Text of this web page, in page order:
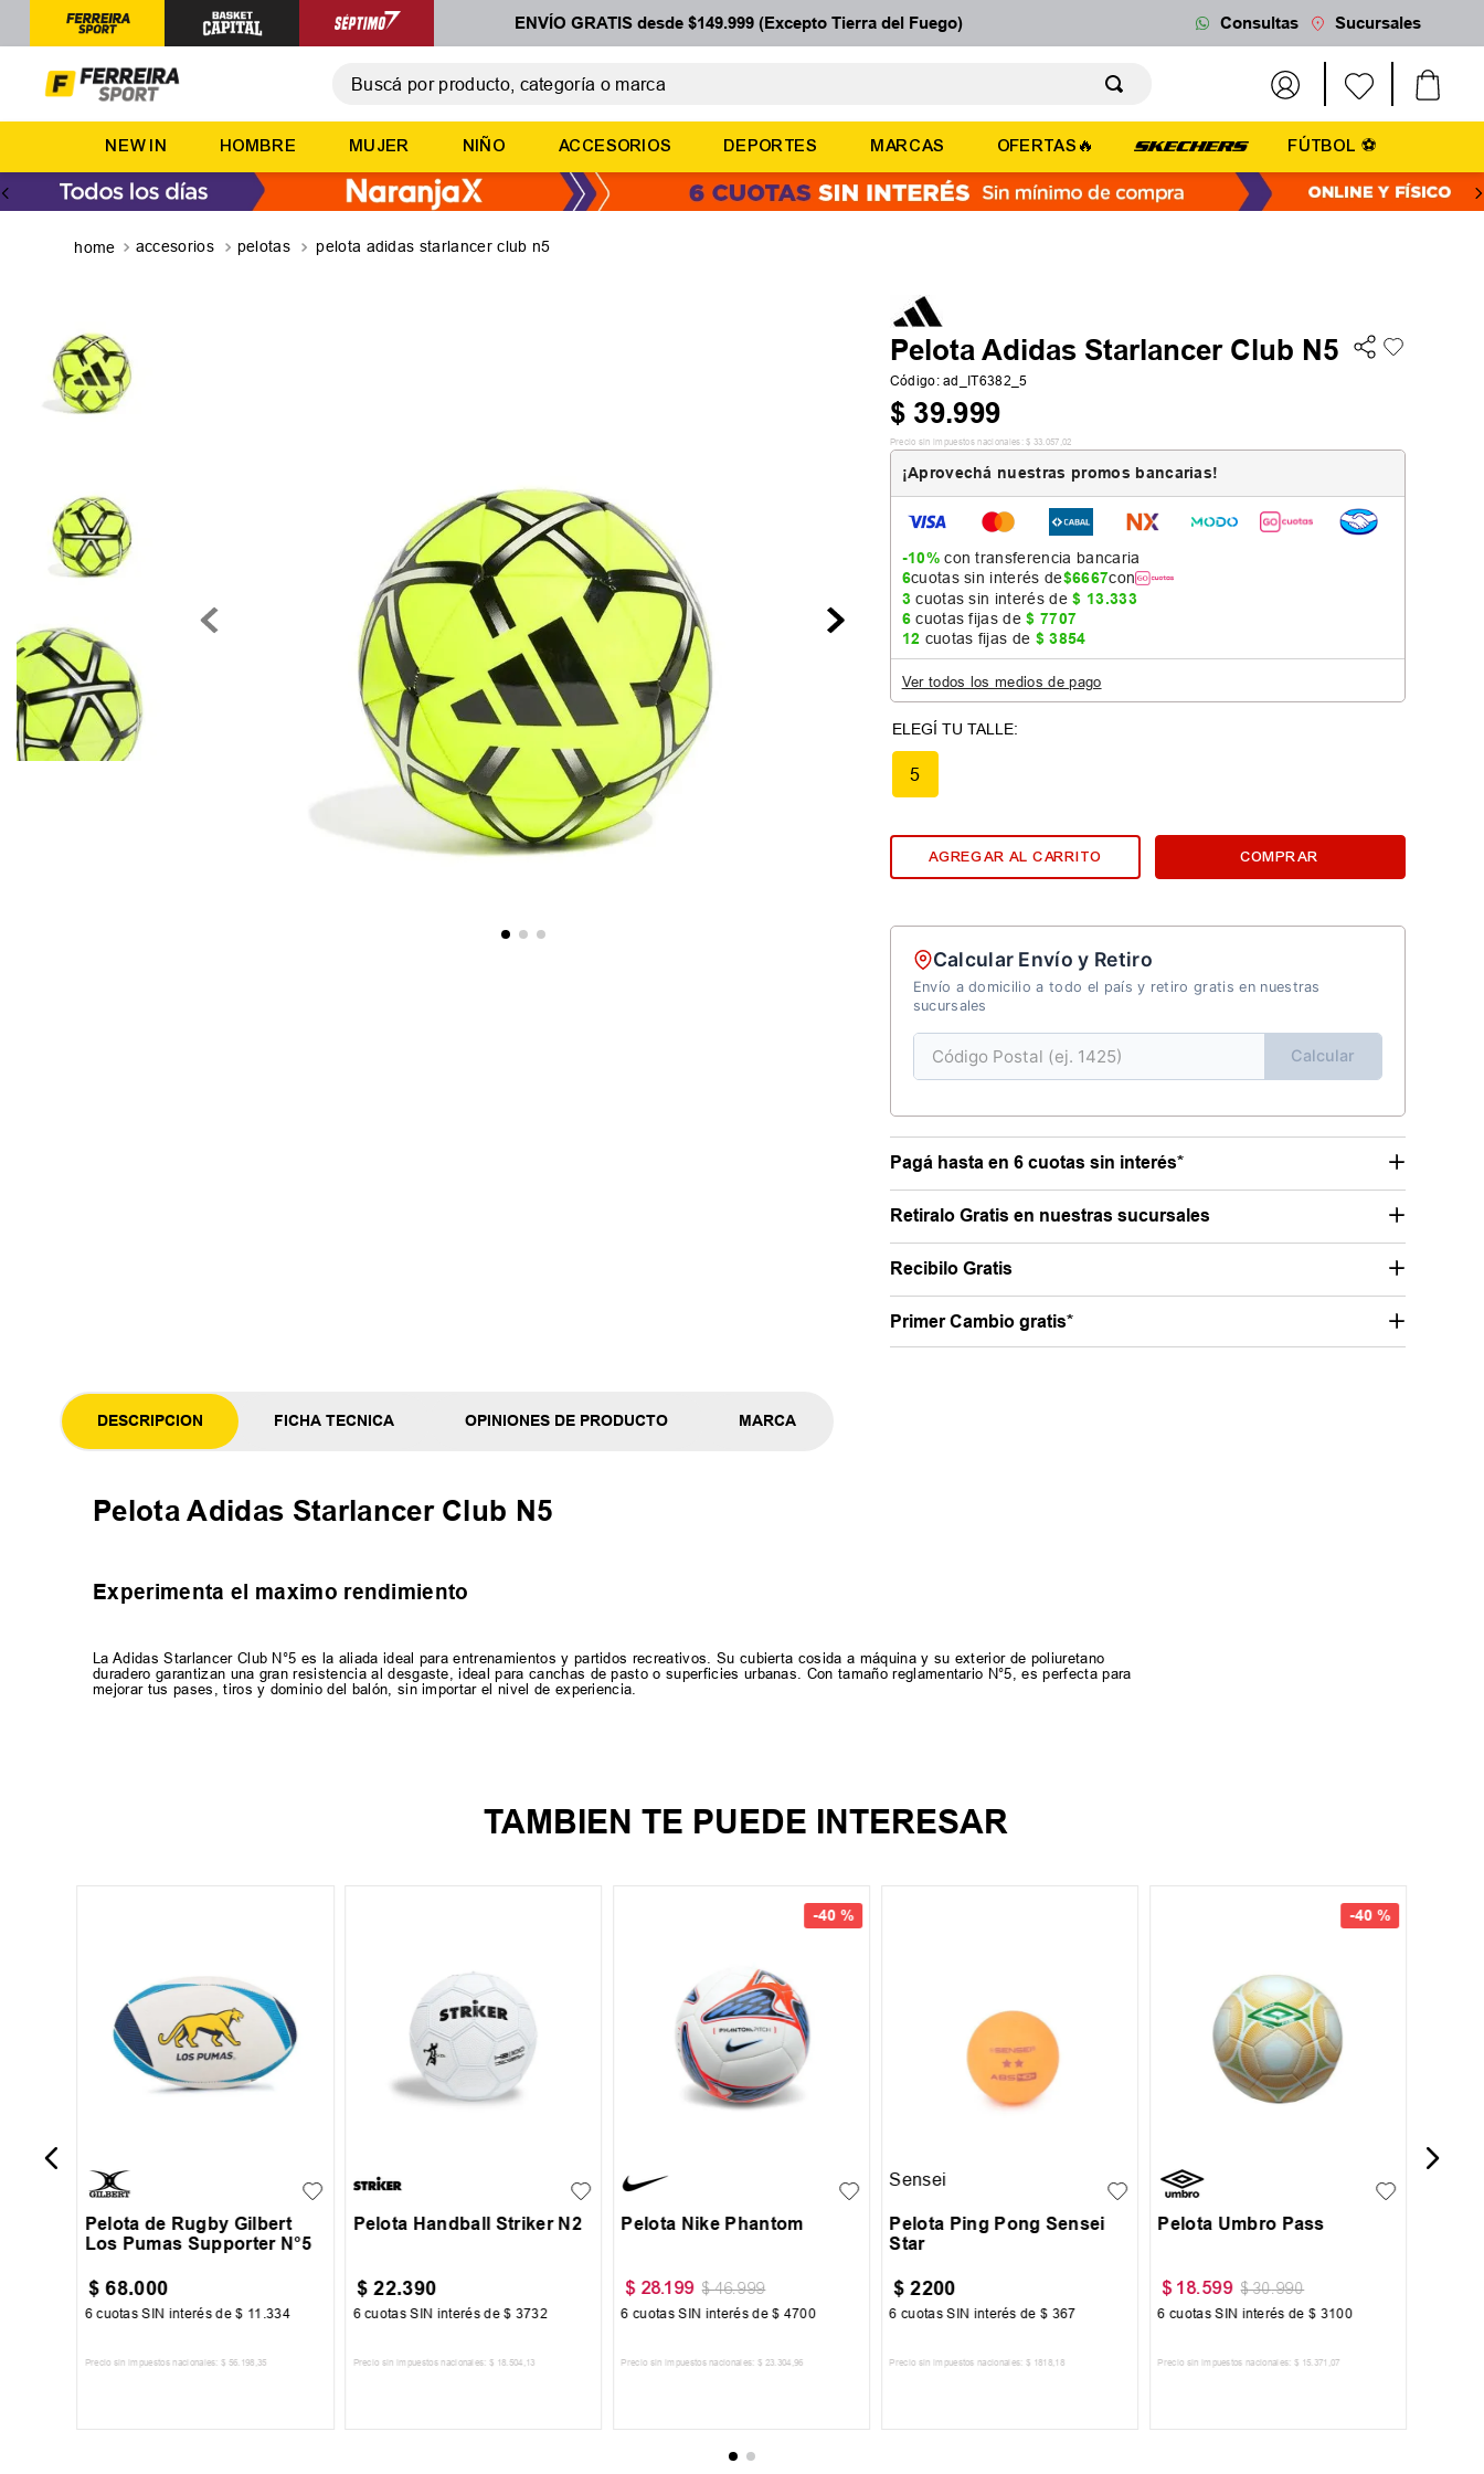
ENVÍO GRATIS desde $149.999 (Excepto Tierra del Fuego) Consultas Sucursales
TÉRMINOS MÁS BUSCADOS
2
basquet
3.
zapatillas mujer
NEW IN HOMBRE MUJER NIÑO ACCESORIOS DEPORTES MARCAS OFERTAS🔥 FÚTBOL ⚽
accesorios pelotas pelota adidas starlancer club n5
Pelota Adidas Starlancer Club N5
Código:ad_IT6382_5
$ 39.999
Precio sin impuestos nacionales: $ 33.057 ,02
¡Aprovechá nuestras promos bancarias!
-10%con transferencia bancaria
6cuotas sin interés de$6667con
3cuotas sin interés de$ 13.333
6cuotas fijas de$ 7707
12 cuotas fijas de $ 3854
Ver todos los medios de pago
5
AGREGAR AL CARRITO COMPRAR
Calcular Envío y Retiro
Envío a domicilio a todo el país y retiro gratis en nuestras
sucursales
Calcular
Pagá hasta en 6 cuotas sin interés*
Retiralo Gratis en nuestras sucursales
Recibilo Gratis
Primer Cambio gratis*
DESCRIPCION FICHA TECNICA OPINIONES DE PRODUCTO MARCA
Pelota Adidas Starlancer Club N5
Experimenta el maximo rendimiento
La Adidas Starlancer Club N°5 es la aliada ideal para entrenamientos y partidos recreativos. Su cubierta cosida a máquina y su exterior de poliuretano
duradero garantizan una gran resistencia al desgaste, ideal para canchas de pasto o superficies urbanas. Con tamaño reglamentario N°5, es perfecta para
mejorar tus pases, tiros y dominio del balón, sin importar el nivel de experiencia.
TAMBIEN TE PUEDE INTERESAR
Pelota de Rugby Gilbert
Los Pumas Supporter N°5
$ 68.000
6 cuotas SIN interés de$ 11 .334
Precio sin impuestos nacionales: $ 56. 198 ,35
Pelota Handball Striker N2
$ 22.390
6 cuotas SIN interés de$ 3732
Precio sin impuestos nacionales: $ 18.504 ,13
-40 %
Pelota Nike Phantom
$ 28.199 $ 46.999
6 cuotas SIN interés de$ 4700
Precio sin impuestos nacionales: $ 23.304 ,96
Sensei
Pelota Ping Pong Sensei
Star
$ 2200
6 cuotas SIN interés de$ 367
Precio sin impuestos nacionales: $ 1818,18
-40 %
Pelota Umbro Pass
$ 18.599 $ 30.990
6 cuotas SIN interés de$ 3100
Precio sin impuestos nacionales: $ 15.371 ,07